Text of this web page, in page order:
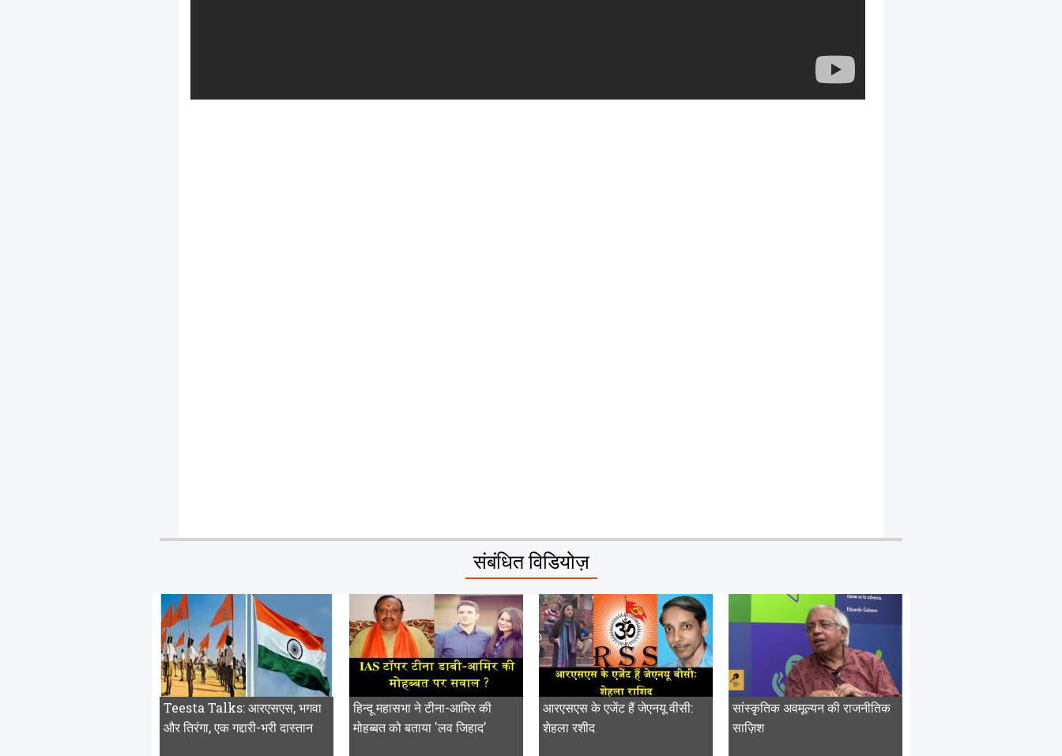
संबंधित विडियोज़
Teesta Talks: आरएसएस, भगवा
और तिरंगा, एक गद्दारी-भरी दास्तान
हिन्दू महासभा ने टीना-आमिर की
मोहब्बत को बताया 'लव जिहाद'
आरएसएस के एजेंट हैं जेएनयू वीसी:
शेहला रशीद
सांस्कृतिक अवमूल्यन की राजनीतिक
साज़िश